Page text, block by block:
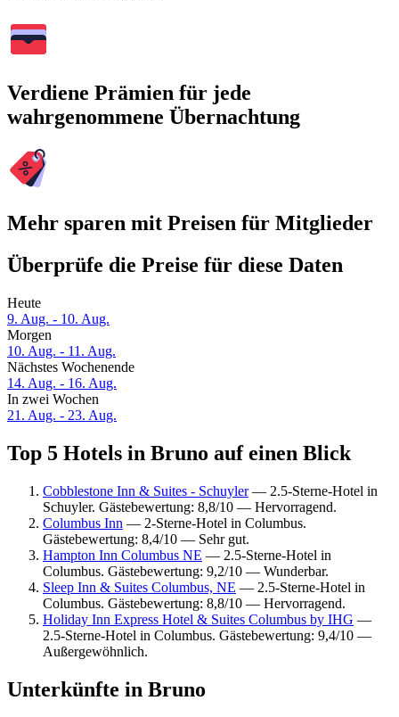
Verdiene Prämien für jede
wahrgenommene Übernachtung
Mehr sparen mit Preisen für Mitglieder
Überprüfe die Preise für diese Daten
Heute
9. Aug. - 10. Aug.
Morgen
10. Aug. - 11. Aug.
Nächstes Wochenende
14. Aug. - 16. Aug.
In zwei Wochen
21. Aug. - 23. Aug.
Top 5 Hotels in Bruno auf einen Blick
Cobblestone Inn & Suites - Schuyler— 2.5-Sterne-Hotel in
Schuyler. Gästebewertung: 8,8/10 — Hervorragend.
Columbus Inn — 2-Sterne-Hotel in Columbus.
Gästebewertung: 8,4/10 — Sehr gut.
Hampton Inn Columbus NE — 2.5-Sterne-Hotel in
Columbus. Gästebewertung: 9,2/10 — Wunderbar.
Sleep Inn & Suites Columbus, NE — 2.5-Sterne-Hotel in
Columbus. Gästebewertung: 8,8/10 — Hervorragend.
Holiday Inn Express Hotel & Suites Columbus by IHG —
2.5-Sterne-Hotel in Columbus. Gästebewertung: 9,4/10 —
Außergewöhnlich.
Unterkünfte in Bruno